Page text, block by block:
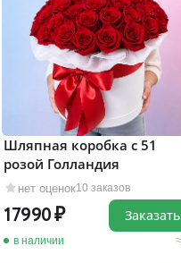
нет оценок10 заказов
Шляпная коробка с 51
розой Голландия
17990
в наличии
Заказать